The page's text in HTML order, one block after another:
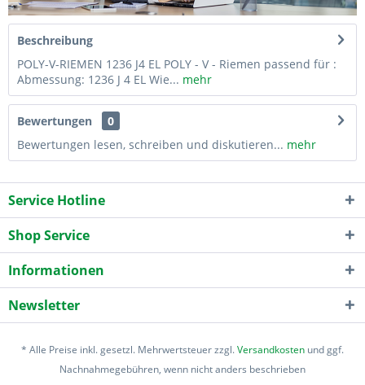
Beschreibung
POLY-V-RIEMEN 1236 J4 EL POLY - V - Riemen passend für :
Abmessung: 1236 J 4 EL Wie... mehr
Bewertungen
0
Bewertungen lesen, schreiben und diskutieren... mehr
Service Hotline
Shop Service
Informationen
Newsletter
* Alle Preise inkl. gesetzl. Mehrwertsteuer zzgl.Versandkosten und ggf.
Nachnahmegebühren, wenn nicht anders beschrieben